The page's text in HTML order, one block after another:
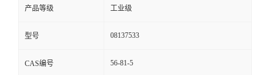
产品等级 工业级
型号 08137533
CAS编号 56-81-5